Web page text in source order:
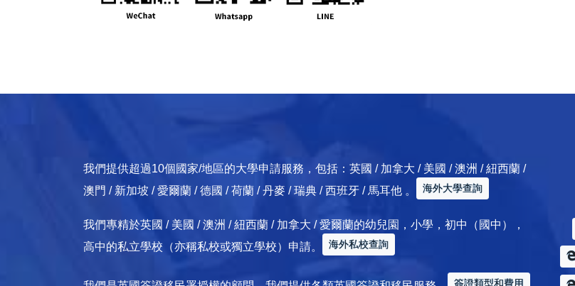
我們提供超過10個國家/地區的大學申請服務，包括：英國 / 加拿大 / 美國 / 澳洲 / 紐西蘭 /
澳門 / 新加坡 / 愛爾蘭 / 德國 / 荷蘭 / 丹麥 / 瑞典 / 西班牙 / 馬耳他 。
海外大學查詢
我們專精於英國 / 美國 / 澳洲 / 紐西蘭 / 加拿大 / 愛爾蘭的幼兒園，小學，初中（國中），
高中的私立學校（亦稱私校或獨立學校）申請。
海外私校查詢
簽證類型和費用